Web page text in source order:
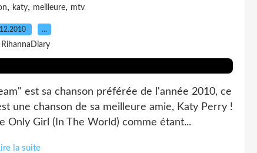
, katy, meilleure, mtv
…
RihannaDiary
est sa chanson préférée de l'année 2010, ce
une chanson de sa meilleure amie, Katy Perry !
Only Girl (In The World) comme étant...
la suite